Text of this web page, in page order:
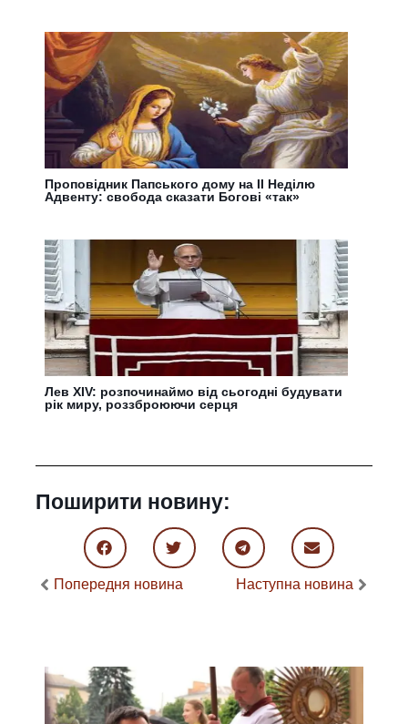
Проповідник Папського дому на ІI Неділю
Адвенту: свобода сказати Богові «так»
Лев XIV: розпочинаймо від сьогодні будувати
рік миру, роззброюючи серця
Поширити новину:
Попередня новина Наступна новина